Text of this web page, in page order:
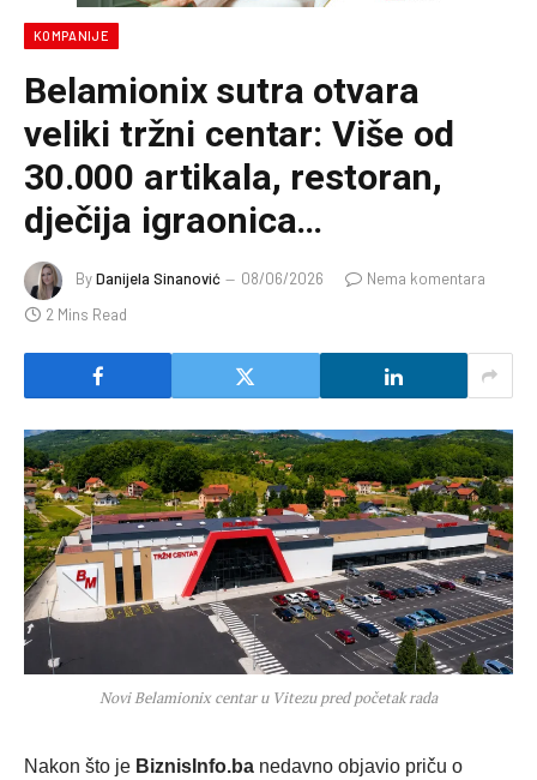
KOMPANIJE
Belamionix sutra otvara
veliki tržni centar: Više od
30.000 artikala, restoran,
dječija igraonica…
ByDanijela Sinanović 08/06/2026
Nema komentara
2 Mins Read
Novi Belamionix centar u Vitezu pred početak rada
Nakon što je BiznisInfo.ba nedavno objavio priču o